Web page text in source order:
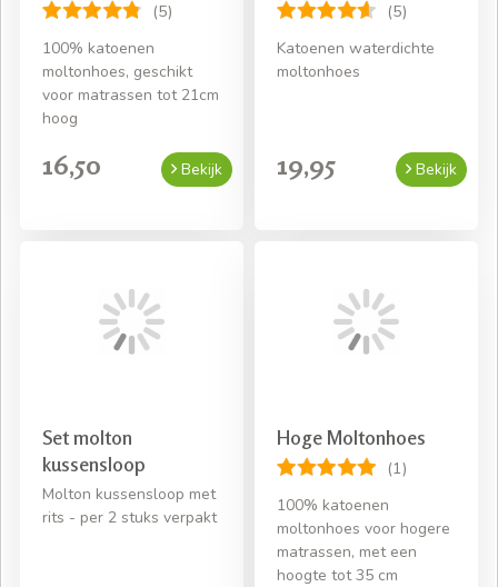
(5)
100% katoenen
moltonhoes, geschikt
voor matrassen tot 21cm
hoog
16,50 Bekijk
(5)
Katoenen waterdichte
moltonhoes
19,95 Bekijk
Set molton
kussensloop
Molton kussensloop met
rits - per 2 stuks verpakt
Hoge Moltonhoes
(1)
100% katoenen
moltonhoes voor hogere
matrassen, met een
hoogte tot 35 cm